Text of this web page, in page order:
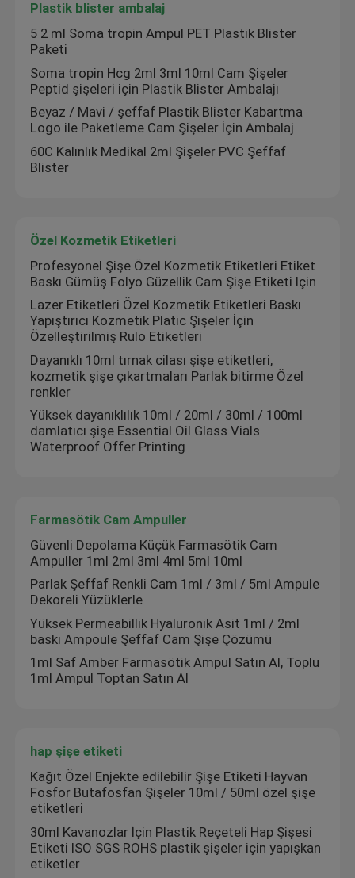
Özel Kozmetik Etiketleri
Farmasötik Cam Ampuller
hap şişe etiketi
Özel Broşür Baskısı
Alışveriş Kağıt Torbası
Plastik blister ambalaj
5 2 ml Soma tropin Ampul PET Plastik Blister
Paketi
Soma tropin Hcg 2ml 3ml 10ml Cam Şişeler
Peptid şişeleri için Plastik Blister Ambalajı
Beyaz / Mavi / şeffaf Plastik Blister Kabartma
Logo ile Paketleme Cam Şişeler İçin Ambalaj
60C Kalınlık Medikal 2ml Şişeler PVC Şeffaf
Blister
Özel Kozmetik Etiketleri
Profesyonel Şişe Özel Kozmetik Etiketleri Etiket
Baskı Gümüş Folyo Güzellik Cam Şişe Etiketi Için
Lazer Etiketleri Özel Kozmetik Etiketleri Baskı
Yapıştırıcı Kozmetik Platic Şişeler İçin
Özelleştirilmiş Rulo Etiketleri
Dayanıklı 10ml tırnak cilası şişe etiketleri,
kozmetik şişe çıkartmaları Parlak bitirme Özel
renkler
Yüksek dayanıklılık 10ml / 20ml / 30ml / 100ml
damlatıcı şişe Essential Oil Glass Vials
Waterproof Offer Printing
Farmasötik Cam Ampuller
Güvenli Depolama Küçük Farmasötik Cam
Ampuller 1ml 2ml 3ml 4ml 5ml 10ml
Parlak Şeffaf Renkli Cam 1ml / 3ml / 5ml Ampule
Dekoreli Yüzüklerle
Yüksek Permeabillik Hyaluronik Asit 1ml / 2ml
baskı Ampoule Şeffaf Cam Şişe Çözümü
1ml Saf Amber Farmasötik Ampul Satın Al, Toplu
1ml Ampul Toptan Satın Al
hap şişe etiketi
Kağıt Özel Enjekte edilebilir Şişe Etiketi Hayvan
Fosfor Butafosfan Şişeler 10ml / 50ml özel şişe
etiketleri
30ml Kavanozlar İçin Plastik Reçeteli Hap Şişesi
Etiketi ISO SGS ROHS plastik şişeler için yapışkan
etiketler